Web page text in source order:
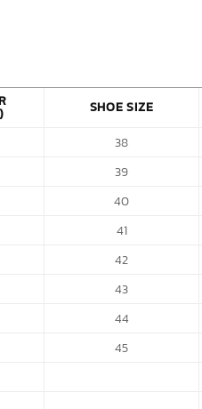
SHOE SIZE
38
39
40
41
42
43
44
45